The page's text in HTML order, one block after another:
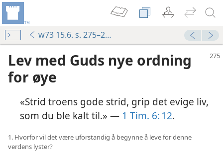
w73 15.6. s. 275–280
Lev med Guds nye ordning
for øye
«Strid troens gode strid, grip det evige liv,
som du ble kalt til.» — 1 Tim. 6: 12.
1. Hvorfor vil det være uforstandig å begynne å leve for denne
verdens lyster?